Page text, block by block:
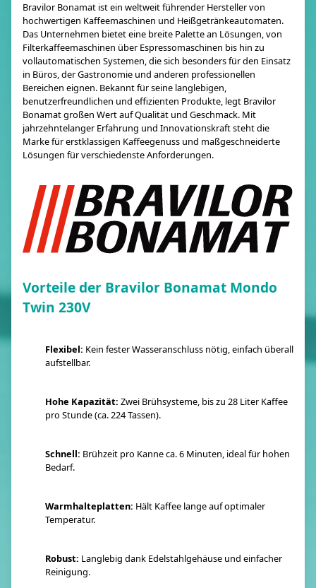
Bravilor Bonamat ist ein weltweit führender Hersteller von
hochwertigen Kaffeemaschinen und Heißgetränkeautomaten.
Das Unternehmen bietet eine breite Palette an Lösungen, von
Filterkaffeemaschinen über Espressomaschinen bis hin zu
vollautomatischen Systemen, die sich besonders für den Einsatz
in Büros, der Gastronomie und anderen professionellen
Bereichen eignen. Bekannt für seine langlebigen,
benutzerfreundlichen und effizienten Produkte, legt Bravilor
Bonamat großen Wert auf Qualität und Geschmack. Mit
jahrzehntelanger Erfahrung und Innovationskraft steht die
Marke für erstklassigen Kaffeegenuss und maßgeschneiderte
Lösungen für verschiedenste Anforderungen.
Vorteile der Bravilor Bonamat Mondo
Twin 230V
Flexibel: Kein fester Wasseranschluss nötig, einfach überall
aufstellbar​.
Hohe Kapazität: Zwei Brühsysteme, bis zu 28 Liter Kaffee
pro Stunde (ca. 224 Tassen)​.
Schnell: Brühzeit pro Kanne ca. 6 Minuten, ideal für hohen
Bedarf​.
Warmhalteplatten: Hält Kaffee lange auf optimaler
Temperatur​.
Robust: Langlebig dank Edelstahlgehäuse und einfacher
Reinigung​.